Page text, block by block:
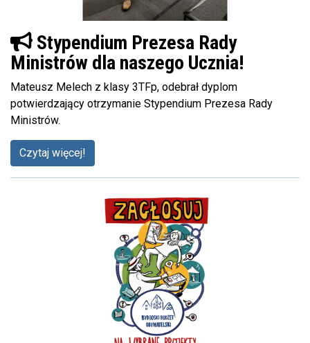
Stypendium Prezesa Rady
Ministrów dla naszego Ucznia!
Mateusz Melech z klasy 3TFp, odebrał dyplom
potwierdzający otrzymanie Stypendium Prezesa Rady
Ministrów.
Czytaj więcej!